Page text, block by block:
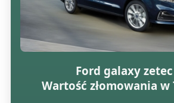
Ford galaxy
Wartość złomowania